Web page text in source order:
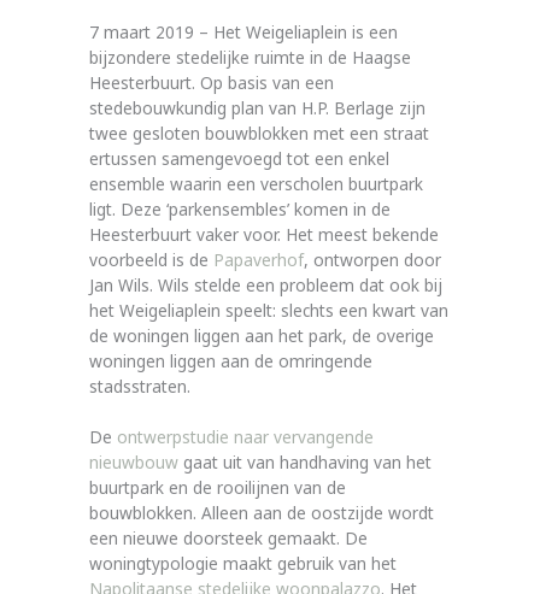
7 maart 2019 – Het Weigeliaplein is een
bijzondere stedelijke ruimte in de Haagse
Heesterbuurt. Op basis van een
stedebouwkundig plan van H.P. Berlage zijn
twee gesloten bouwblokken met een straat
ertussen samengevoegd tot een enkel
ensemble waarin een verscholen buurtpark
ligt. Deze ‘parkensembles’ komen in de
Heesterbuurt vaker voor. Het meest bekende
voorbeeld is de Papaverhof, ontworpen door
Jan Wils. Wils stelde een probleem dat ook bij
het Weigeliaplein speelt: slechts een kwart van
de woningen liggen aan het park, de overige
woningen liggen aan de omringende
stadsstraten.
De ontwerpstudie naar vervangende
nieuwbouw gaat uit van handhaving van het
buurtpark en de rooilijnen van de
bouwblokken. Alleen aan de oostzijde wordt
een nieuwe doorsteek gemaakt. De
woningtypologie maakt gebruik van het
Napolitaanse stedelijke woonpalazzo. Het